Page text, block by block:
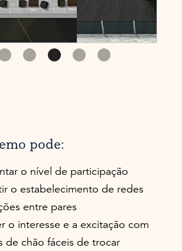
pode:
o nível de participação
o estabelecimento de redes
entre pares
o interesse e a excitação com
de chão fáceis de trocar